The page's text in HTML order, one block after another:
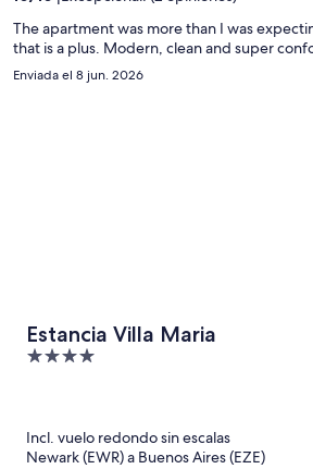
The apartment was more than I was
that is a plus. Modern, clean and
Enviada el 8 jun. 2026
Estancia Villa Maria
4
Incl. vuelo redondo sin escalas
Newark (EWR) a Buenos Aires (EZE)